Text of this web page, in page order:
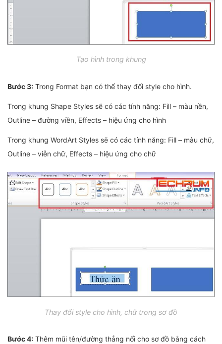
Tạo hình trong khung
Bước 3: Trong Format bạn có thể thay đổi style cho hình.
Trong khung Shape Styles sẽ có các tính năng: Fill – màu nền,
Outline – đường viền, Effects – hiệu ứng cho hình
Trong khung WordArt Styles sẽ có các tính năng: Fill – màu chữ,
Outline – viễn chữ, Effects – hiệu ứng cho chữ
Thay đổi style cho hình, chữ trong sơ đồ
Bước 4: Thêm mũi tên/đường thẳng nối cho sơ đồ bằng cách